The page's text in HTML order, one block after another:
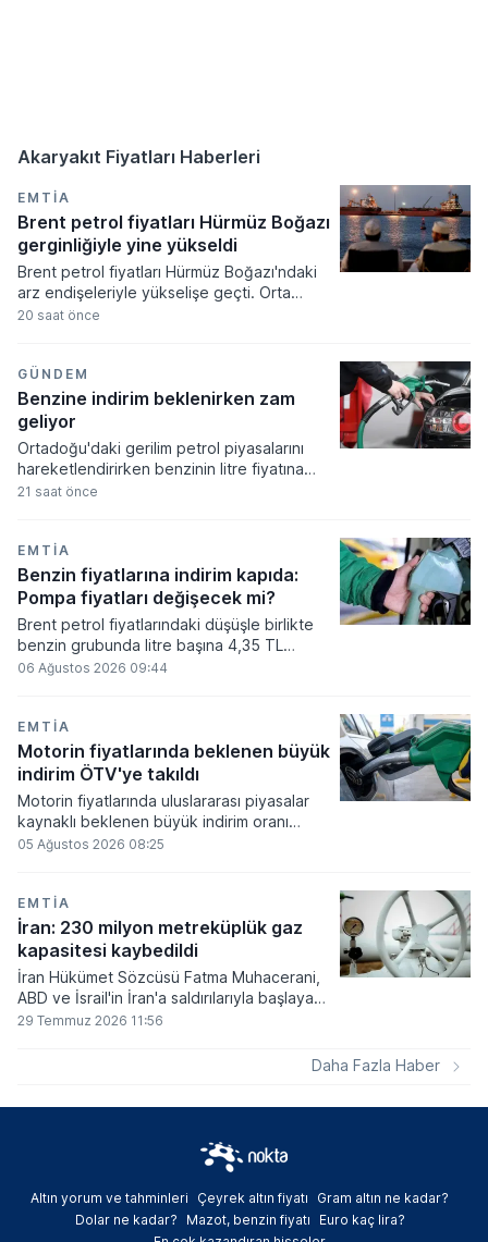
Akaryakıt Fiyatları Haberleri
EMTIA
Brent petrol fiyatları Hürmüz Boğazı
gerginliğiyle yine yükseldi
Brent petrol fiyatları Hürmüz Boğazı'ndaki
arz endişeleriyle yükselişe geçti. Orta
Doğu'daki jeopolitik gerginlikler ve
fiyatlamaları yukarı yönlü etkiliyor.
20 saat önce
GÜNDEM
Benzine indirim beklenirken zam
geliyor
Ortadoğu'daki gerilim petrol piyasalarını
hareketlendirirken benzinin litre fiyatına
indirim beklenirken artış yansıtılması
dalgalanan küresel piyasalar, iç piyasadaki
akaryakıt tarifelerini doğrudan etkiliyor.
21 saat önce
EMTIA
Benzin fiyatlarına indirim kapıda:
Pompa fiyatları değişecek mi?
Brent petrol fiyatlarındaki düşüşle birlikte
benzin grubunda litre başına 4,35 TL
tutarında bir indirim yapılması gündeme
planlandığından, nihai kararın ardından
pompa fiyatlarına yansıyıp yansımayacağı
netlik kazanacak.
06 Ağustos 2026 09:44
EMTIA
Motorin fiyatlarında beklenen büyük
indirim ÖTV'ye takıldı
Motorin fiyatlarında uluslararası piyasalar
kaynaklı beklenen büyük indirim oranı
netleşirken, hesaplanan tutarın önemli bir
yansıyan nihai indirim tutarı 1 lira 5 kuruş
olarak belirlendi.
05 Ağustos 2026 08:25
EMTIA
İran: 230 milyon metreküplük gaz
kapasitesi kaybedildi
İran Hükümet Sözcüsü Fatma Muhacerani,
ABD ve İsrail'in İran'a saldırılarıyla başlayan
son savaşta ülkenin günlük 230 milyon
29 Temmuz 2026 11:56
Daha Fazla Haber
Altın yorum ve tahminleri Çeyrek altın fiyatı
Gram altın ne kadar?
Dolar ne kadar?
Mazot, benzin fiyatı
Euro kaç lira?